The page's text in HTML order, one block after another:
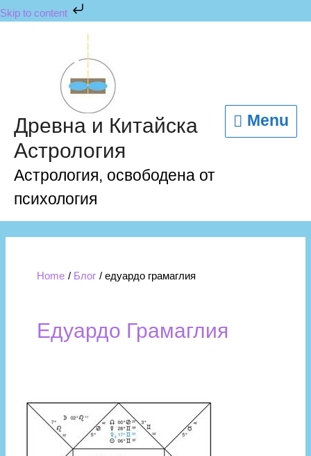
Skip to content
Skip
to
Древна и Китайска
Астрология
Астрология, освободена от
психология
Menu
Home Блог едуардо грамаглия
Едуардо Грамаглия
Проектът
HOROI